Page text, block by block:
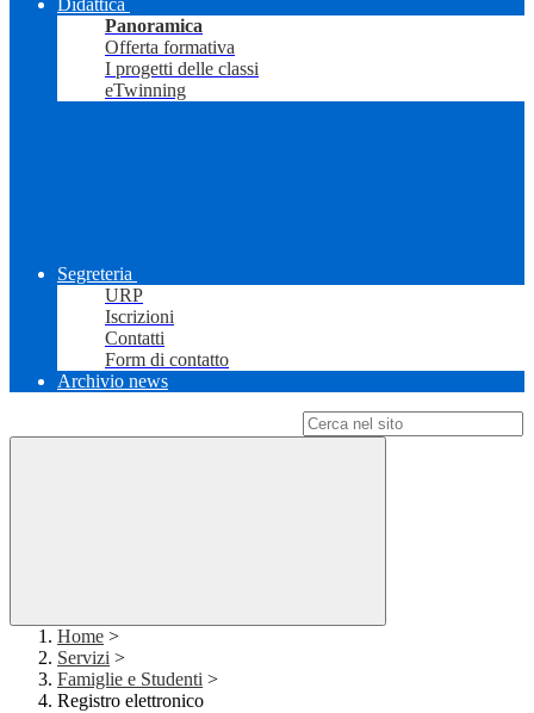
Didattica
Panoramica
Offerta formativa
I progetti delle classi
eTwinning
Segreteria
URP
Iscrizioni
Contatti
Form di contatto
Archivio news
Home >
Servizi >
Famiglie e Studenti >
Registro elettronico